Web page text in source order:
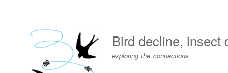
menu
Bird decline, insect
exploring the connections